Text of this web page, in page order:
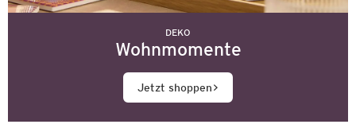
DEKO
Wohnmomente
Jetzt shoppen